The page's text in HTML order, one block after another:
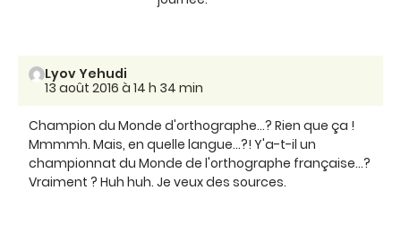
Lyov Yehudi
13 août 2016 à 14 h 34 min
Champion du Monde d'orthographe...? Rien que ça !
Mmmmh. Mais, en quelle langue...?! Y'a-t-il un
championnat du Monde de l'orthographe française...?
Vraiment ? Huh huh. Je veux des sources.